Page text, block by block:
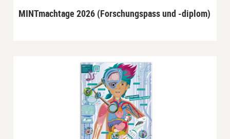
MINTmachtage 2026 (Forschungspass und -diplom)